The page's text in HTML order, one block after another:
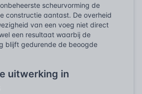
scheurvorming de
constructie aantast. De overheid
van een voeg niet direct
een resultaat waarbij de
blijft gedurende de beoogde
uitwerking in